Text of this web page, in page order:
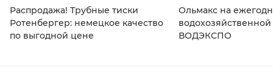
Распродажа! Трубные тиски
Ротенбергер: немецкое качество
по выгодной цене
Ольмакс на
водохозяйственной
ВОДЭКСПО